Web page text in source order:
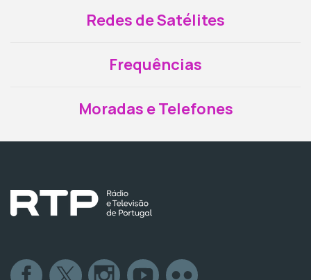
Redes de Satélites
Frequências
Moradas e Telefones